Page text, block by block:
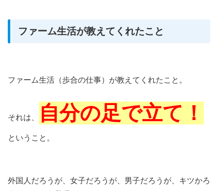
ファーム生活が教えてくれたこと
ファーム生活（歩合の仕事）が教えてくれたこと。
それは、 自分の足で立て！
ということ。
外国人だろうが、女子だろうが、男子だろうが、キツかろ